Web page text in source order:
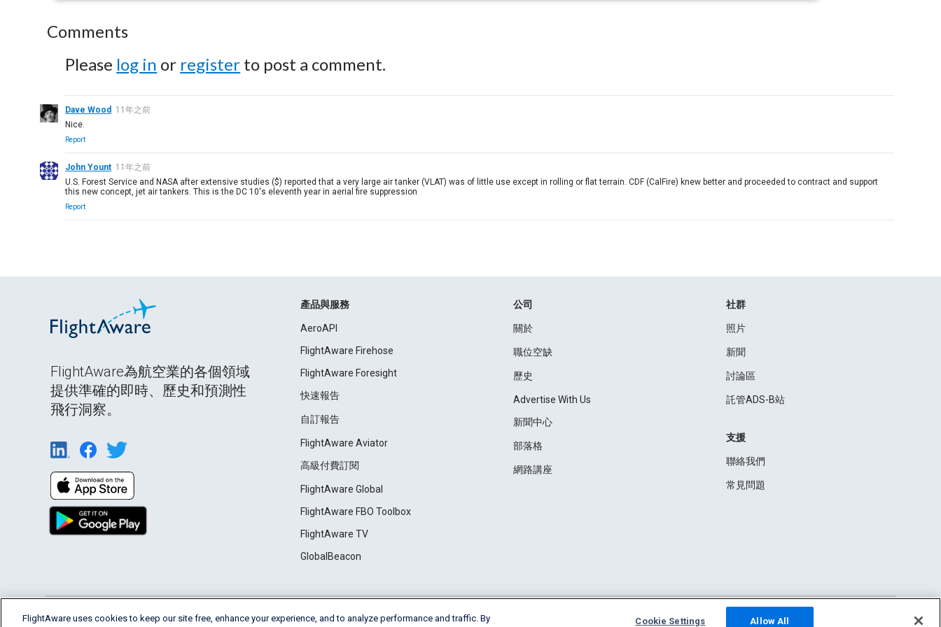
Comments
Please log in or register to post a comment.
Dave Wood 11年之前
Nice.
Report
John Yount 11年之前
U.S. Forest Service and NASA after extensive studies ($) reported that a very large air tanker (VLAT) was of little use except in rolling or flat terrain. CDF (CalFire) knew better and proceeded to contract and support
this new concept, jet air tankers. This is the DC 10's eleventh year in aerial fire suppression
Report
FlightAware為航空業的各個領域
提供準確的即時、歷史和預測性
飛行洞察。
產品與服務
AeroAPI
FlightAware Firehose
FlightAware Foresight
快速報告
自訂報告
FlightAware Aviator
高級付費訂閱
FlightAware Global
FlightAware FBO Toolbox
FlightAware TV
GlobalBeacon
公司
關於
職位空缺
歷史
Advertise With Us
新聞中心
部落格
網路講座
社群
照片
新聞
討論區
託管ADS-B站
支援
聯絡我們
常見問題
English (USA) 2026 FlightAware Terms of Use Privacy Cookie Settings
FlightAware uses cookies to keep our site free, enhance your experience, and to analyze performance and traffic. By
Cookie Settings Allow All